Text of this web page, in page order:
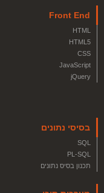
Front End
HTML
HTML5
CSS
JavaScript
jQuery
בסיסי נתונים
SQL
PL-SQL
תכנון בסיס נתונים